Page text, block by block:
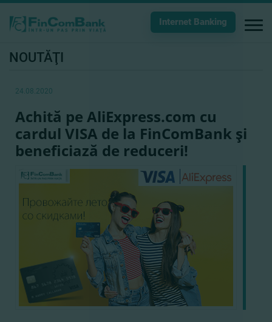
Internet Banking
NOUTĂŢI
24.08.2020
Achită pe AliExpress.com cu
cardul VISA de la FinComBank şi
beneficiază de reduceri!